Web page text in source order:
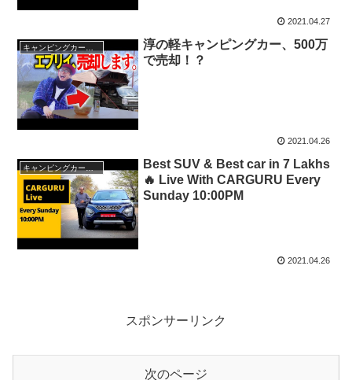
2021.04.27
キャンピングカー・SUV人気車種
淳の軽キャンピングカー、500万
で売却！？
2021.04.26
Best SUV & Best car in 7 Lakhs
🔥 Live With CARGURU Every
Sunday 10:00PM
2021.04.26
スポンサーリンク
次のページ